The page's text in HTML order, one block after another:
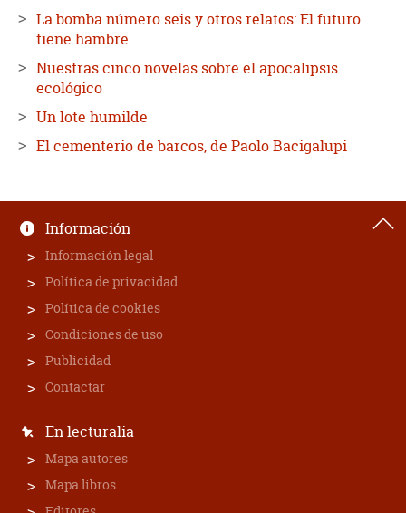
La bomba número seis y otros relatos: El futuro
tiene hambre
Nuestras cinco novelas sobre el apocalipsis
ecológico
Un lote humilde
El cementerio de barcos, de Paolo Bacigalupi
Información
Información legal
Política de privacidad
Política de cookies
Condiciones de uso
Publicidad
Contactar
En lecturalia
Mapa autores
Mapa libros